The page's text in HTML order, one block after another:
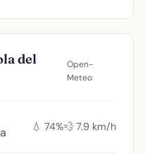
del
Open-
Meteo
💧 74%💨 7.9 km/h